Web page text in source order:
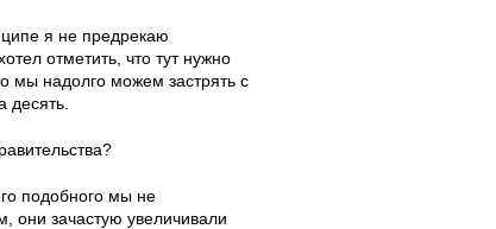
я не предрекаю
отметить, что тут нужно
мы надолго можем застрять с
десять.
подобного мы не
они зачастую увеличивали